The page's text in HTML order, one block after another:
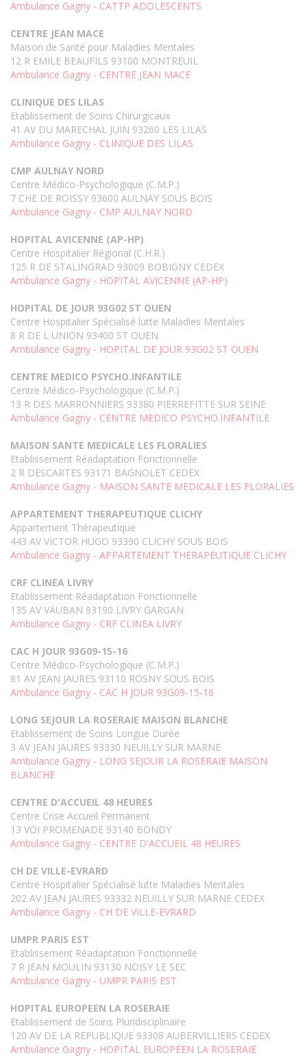
Ambulance Gagny - CATTP ADOLESCENTS
CENTRE JEAN MACE
Maison de Santé pour Maladies Mentales
12 R EMILE BEAUFILS 93100 MONTREUIL
Ambulance Gagny - CENTRE JEAN MACE
CLINIQUE DES LILAS
Etablissement de Soins Chirurgicaux
41 AV DU MARECHAL JUIN 93260 LES LILAS
Ambulance Gagny - CLINIQUE DES LILAS
CMP AULNAY NORD
Centre Médico-Psychologique (C.M.P.)
7 CHE DE ROISSY 93600 AULNAY SOUS BOIS
Ambulance Gagny - CMP AULNAY NORD
HOPITAL AVICENNE (AP-HP)
Centre Hospitalier Régional (C.H.R.)
125 R DE STALINGRAD 93009 BOBIGNY CEDEX
Ambulance Gagny - HOPITAL AVICENNE (AP-HP)
HOPITAL DE JOUR 93G02 ST OUEN
Centre Hospitalier Spécialisé lutte Maladies Mentales
8 R DE L UNION 93400 ST OUEN
Ambulance Gagny - HOPITAL DE JOUR 93G02 ST OUEN
CENTRE MEDICO PSYCHO.INFANTILE
Centre Médico-Psychologique (C.M.P.)
13 R DES MARRONNIERS 93380 PIERREFITTE SUR SEINE
Ambulance Gagny - CENTRE MEDICO PSYCHO.INFANTILE
MAISON SANTE MEDICALE LES FLORALIES
Etablissement Réadaptation Fonctionnelle
2 R DESCARTES 93171 BAGNOLET CEDEX
Ambulance Gagny - MAISON SANTE MEDICALE LES FLORALIES
APPARTEMENT THERAPEUTIQUE CLICHY
Appartement Thérapeutique
443 AV VICTOR HUGO 93390 CLICHY SOUS BOIS
Ambulance Gagny - APPARTEMENT THERAPEUTIQUE CLICHY
CRF CLINEA LIVRY
Etablissement Réadaptation Fonctionnelle
135 AV VAUBAN 93190 LIVRY GARGAN
Ambulance Gagny - CRF CLINEA LIVRY
CAC H JOUR 93G09-15-16
Centre Médico-Psychologique (C.M.P.)
81 AV JEAN JAURES 93110 ROSNY SOUS BOIS
Ambulance Gagny - CAC H JOUR 93G09-15-16
LONG SEJOUR LA ROSERAIE MAISON BLANCHE
Etablissement de Soins Longue Durée
3 AV JEAN JAURES 93330 NEUILLY SUR MARNE
Ambulance Gagny - LONG SEJOUR LA ROSERAIE MAISON
BLANCHE
CENTRE D'ACCUEIL 48 HEURES
Centre Crise Accueil Permanent
13 VOI PROMENADE 93140 BONDY
Ambulance Gagny - CENTRE D'ACCUEIL 48 HEURES
CH DE VILLE-EVRARD
Centre Hospitalier Spécialisé lutte Maladies Mentales
202 AV JEAN JAURES 93332 NEUILLY SUR MARNE CEDEX
Ambulance Gagny - CH DE VILLE-EVRARD
UMPR PARIS EST
Etablissement Réadaptation Fonctionnelle
7 R JEAN MOULIN 93130 NOISY LE SEC
Ambulance Gagny - UMPR PARIS EST
HOPITAL EUROPEEN LA ROSERAIE
Etablissement de Soins Pluridisciplinaire
120 AV DE LA REPUBLIQUE 93308 AUBERVILLIERS CEDEX
Ambulance Gagny - HOPITAL EUROPEEN LA ROSERAIE